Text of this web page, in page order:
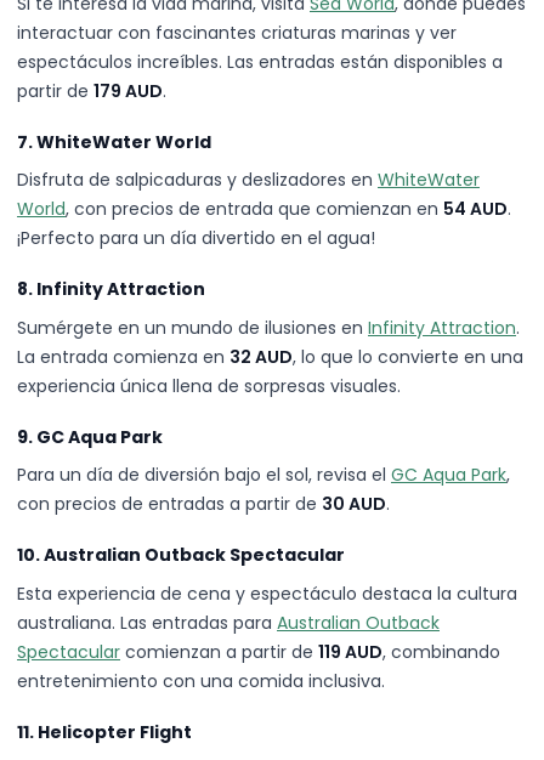
interactuar con fascinantes criaturas marinas y ver
espectáculos increíbles. Las entradas están disponibles a
partir de 179 AUD.
7. WhiteWater World
Disfruta de salpicaduras y deslizadores en WhiteWater
World, con precios de entrada que comienzan en 54 AUD.
¡Perfecto para un día divertido en el agua!
8. Infinity Attraction
Sumérgete en un mundo de ilusiones en Infinity Attraction.
La entrada comienza en 32 AUD, lo que lo convierte en una
experiencia única llena de sorpresas visuales.
9. GC Aqua Park
Para un día de diversión bajo el sol, revisa el GC Aqua Park,
con precios de entradas a partir de 30 AUD.
10. Australian Outback Spectacular
Esta experiencia de cena y espectáculo destaca la cultura
australiana. Las entradas para Australian Outback
Spectacular comienzan a partir de 119 AUD, combinando
entretenimiento con una comida inclusiva.
11. Helicopter Flight